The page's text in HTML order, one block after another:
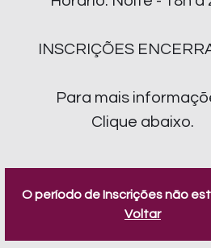
INSCRIÇÕES
Para mais
Clique abaixo.
O período de Inscrições não
Voltar